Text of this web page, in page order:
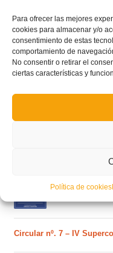
Para ofrecer las mejores
cookies para almacenar y/o
consentimiento de estas
comportamiento de
No consentir o retirar el
ciertas características y
Política de cookies
en el
Comunitat
Circular nº. 7 – IV